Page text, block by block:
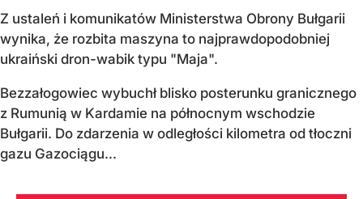
Z ustaleń i komunikatów Ministerstwa Obrony Bułgarii
wynika, że rozbita maszyna to najprawdopodobniej
ukraiński dron-wabik typu "Maja".
Bezzałogowiec wybuchł blisko posterunku granicznego
z Rumunią w Kardamie na północnym wschodzie
Bułgarii. Do zdarzenia w odległości kilometra od tłoczni
gazu Gazociągu...